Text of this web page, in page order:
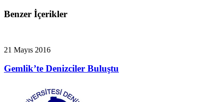
Benzer İçerikler
21 Mayıs 2016
Gemlik’te Denizciler Buluştu